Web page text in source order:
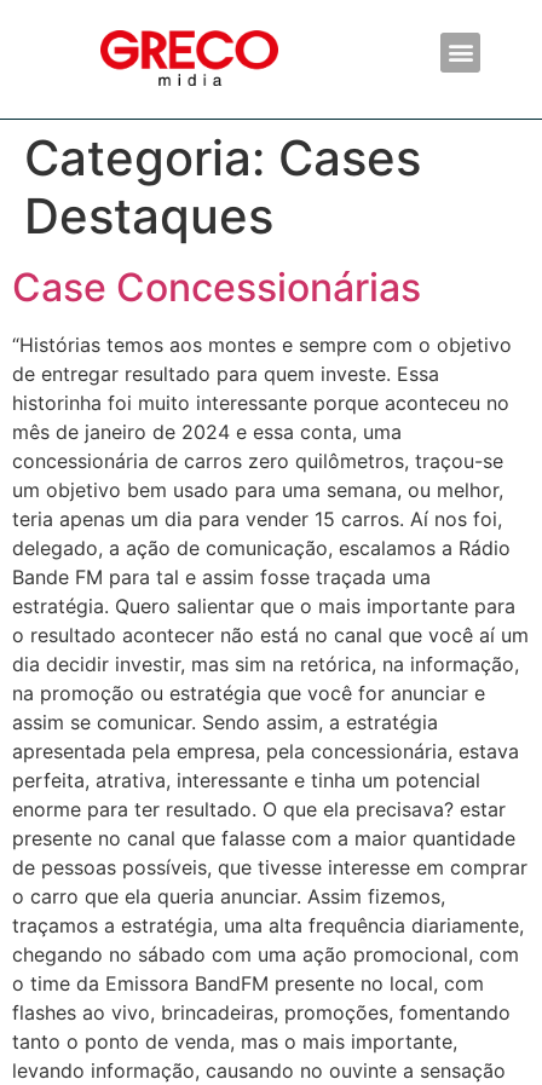
Categoria: Cases
Destaques
Case Concessionárias
“Histórias temos aos montes e sempre com o objetivo
de entregar resultado para quem investe. Essa
historinha foi muito interessante porque aconteceu no
mês de janeiro de 2024 e essa conta, uma
concessionária de carros zero quilômetros, traçou-se
um objetivo bem usado para uma semana, ou melhor,
teria apenas um dia para vender 15 carros. Aí nos foi,
delegado, a ação de comunicação, escalamos a Rádio
Bande FM para tal e assim fosse traçada uma
estratégia. Quero salientar que o mais importante para
o resultado acontecer não está no canal que você aí um
dia decidir investir, mas sim na retórica, na informação,
na promoção ou estratégia que você for anunciar e
assim se comunicar. Sendo assim, a estratégia
apresentada pela empresa, pela concessionária, estava
perfeita, atrativa, interessante e tinha um potencial
enorme para ter resultado. O que ela precisava? estar
presente no canal que falasse com a maior quantidade
de pessoas possíveis, que tivesse interesse em comprar
o carro que ela queria anunciar. Assim fizemos,
traçamos a estratégia, uma alta frequência diariamente,
chegando no sábado com uma ação promocional, com
o time da Emissora BandFM presente no local, com
flashes ao vivo, brincadeiras, promoções, fomentando
tanto o ponto de venda, mas o mais importante,
levando informação, causando no ouvinte a sensação